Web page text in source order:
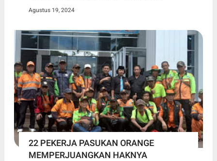
Agustus 19, 2024
22 PEKERJA PASUKAN ORANGE
MEMPERJUANGKAN HAKNYA